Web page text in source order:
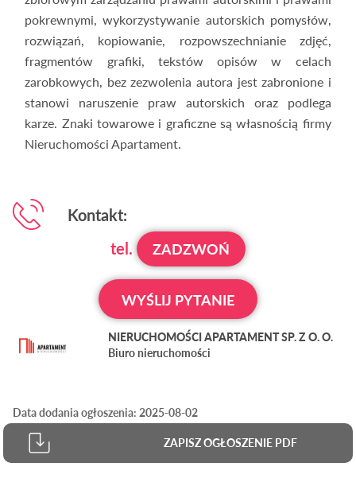
pokrewnymi, wykorzystywanie autorskich pomysłów,
rozwiązań, kopiowanie, rozpowszechnianie zdjęć,
fragmentów grafiki, tekstów opisów w celach
zarobkowych, bez zezwolenia autora jest zabronione i
stanowi naruszenie praw autorskich oraz podlega
karze. Znaki towarowe i graficzne są własnością firmy
Nieruchomości Apartament.
Kontakt:
tel.
ZADZWOŃ
WYŚLIJ PYTANIE
NIERUCHOMOŚCI APARTAMENT SP. Z O. O.
Biuro nieruchomości
Data dodania ogłoszenia: 2025-08-02
ZAPISZ OGŁOSZENIE PDF